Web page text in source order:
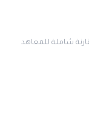
شاملة للمعاهد